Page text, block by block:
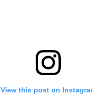
View this post on